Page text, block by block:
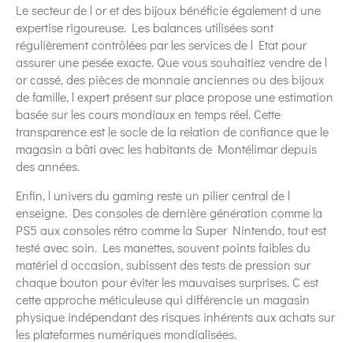
Le secteur de l or et des bijoux bénéficie également d une
expertise rigoureuse. Les balances utilisées sont
régulièrement contrôlées par les services de l Etat pour
assurer une pesée exacte. Que vous souhaitiez vendre de l
or cassé, des pièces de monnaie anciennes ou des bijoux
de famille, l expert présent sur place propose une estimation
basée sur les cours mondiaux en temps réel. Cette
transparence est le socle de la relation de confiance que le
magasin a bâti avec les habitants de Montélimar depuis
des années.
Enfin, l univers du gaming reste un pilier central de l
enseigne. Des consoles de dernière génération comme la
PS5 aux consoles rétro comme la Super Nintendo, tout est
testé avec soin. Les manettes, souvent points faibles du
matériel d occasion, subissent des tests de pression sur
chaque bouton pour éviter les mauvaises surprises. C est
cette approche méticuleuse qui différencie un magasin
physique indépendant des risques inhérents aux achats sur
les plateformes numériques mondialisées.